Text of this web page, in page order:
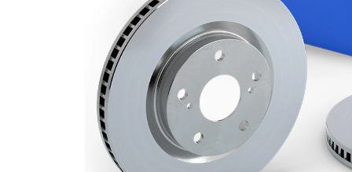
pistoane
Diametru
exterior
294 mm
Numar
gauri
6
Diametru
de centrare
94 mm
Asezare
gauri Ø
139,7
mm
acoperit